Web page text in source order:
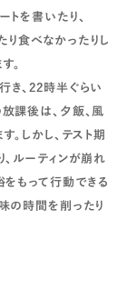
を書いたり、
食べなかったりし
。
き、22時半ぐらい
課後は、夕飯、風
。しかし、テスト期
、ルーティンが崩れ
をもって行動できる
の時間を削ったり